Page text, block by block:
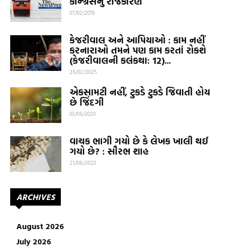
07/02/2019
કેજરીવાલ અને આપિયાઓ : કામ નહીં
કરનારાઓ તમને પણ કામ કરતાં રોકશે
(કેજરીવાલની કલંકથા: 12)...
26/02/2025
એકસામટી નહીં, ટુકડે ટુકડે જિવાતી હોય
છે જિંદગી
03/06/2020
વાચક ભાગી ગયો છે કે લેખક ખાલી થઈ
ગયો છે? : સૌરભ શાહ
21/08/2023
ARCHIVES
August 2026
July 2026